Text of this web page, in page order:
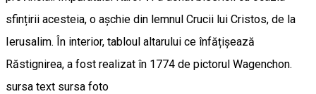
sfințirii acesteia, o aşchie din lemnul Crucii lui Cristos, de la
Ierusalim. În interior, tabloul altarului ce înfățișează
Răstignirea, a fost realizat în 1774 de pictorul Wagenchon.
sursa text sursa foto